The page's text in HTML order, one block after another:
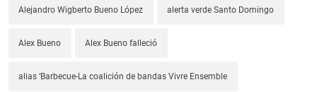
Alejandro Wigberto Bueno López alerta verde Santo Domingo
Alex Bueno Alex Bueno falleció
alias ‘Barbecue-La coalición de bandas Vivre Ensemble